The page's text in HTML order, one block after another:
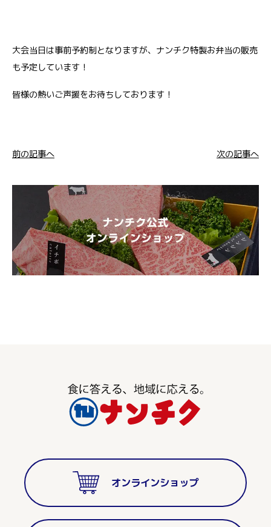
大会当日は事前予約制となりますが、ナンチク特製お弁当の販売
も予定しています！
皆様の熱いご声援をお待ちしております！
前の記事へ 次の記事へ
オンラインショップ